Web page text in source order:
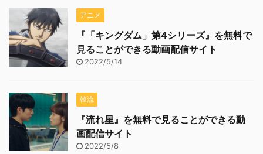
アニメ
『「キングダム」第4シリーズ』を無料で
見ることができる動画配信サイト
2022/5/14
韓流
『流れ星』を無料で見ることができる動
画配信サイト
2022/5/8